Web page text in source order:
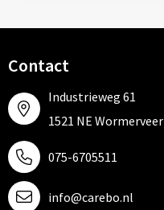
Contact
Industrieweg 61
1521 NE Wormerveer
075-6705511
info@carebo.nl